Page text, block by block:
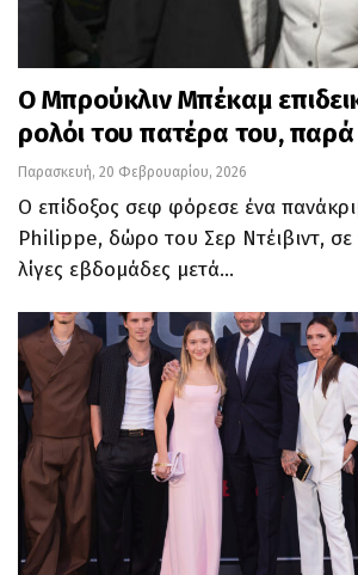
Ο Μπρούκλιν Μπέκαμ
ρολόι του πατέρα του, παρά
Παρασκευή, 20 Φεβρουαρίου, 2026
Ο επίδοξος σεφ φόρεσε ένα
Philippe, δώρο του Σερ Ντέιβιντ, σε
λίγες εβδομάδες μετά…